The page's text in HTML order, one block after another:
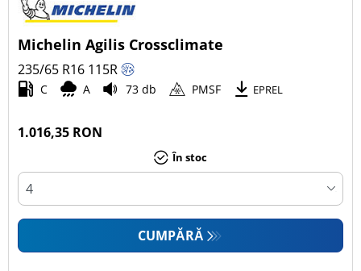
Michelin Agilis Crossclimate
235/65 R16 115R
C A 73 db PMSF EPREL
1.016,35 RON
În stoc
CUMPĂRĂ